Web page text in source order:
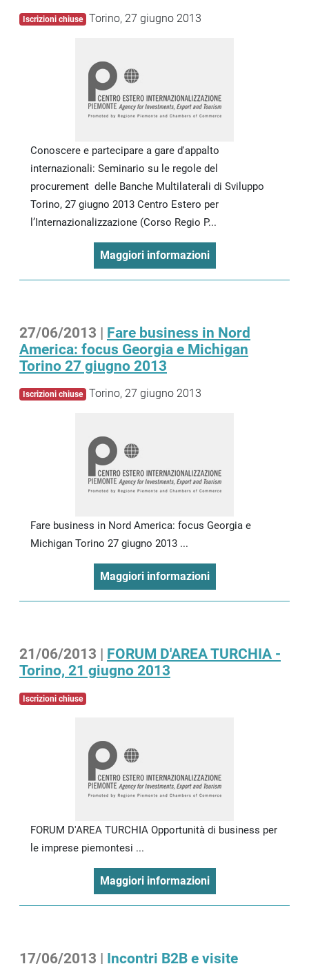
Iscrizioni chiuse Torino, 27 giugno 2013
Conoscere e partecipare a gare d'appalto
internazionali: Seminario su le regole del
procurement delle Banche Multilaterali di Sviluppo
Torino, 27 giugno 2013 Centro Estero per
l’Internazionalizzazione (Corso Regio P...
Maggiori informazioni
27/06/2013 | Fare business in Nord
America: focus Georgia e Michigan
Torino 27 giugno 2013
Iscrizioni chiuse Torino, 27 giugno 2013
Fare business in Nord America: focus Georgia e
Michigan Torino 27 giugno 2013 ...
Maggiori informazioni
21/06/2013 | FORUM D'AREA TURCHIA -
Torino, 21 giugno 2013
Iscrizioni chiuse
FORUM D'AREA TURCHIA Opportunità di business per
le imprese piemontesi ...
Maggiori informazioni
17/06/2013 | Incontri B2B e visite